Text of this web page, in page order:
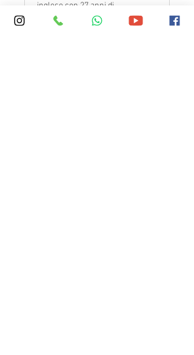
inglese con 27 anni di
esperienza. Qualifica PGCE,
DELTA.